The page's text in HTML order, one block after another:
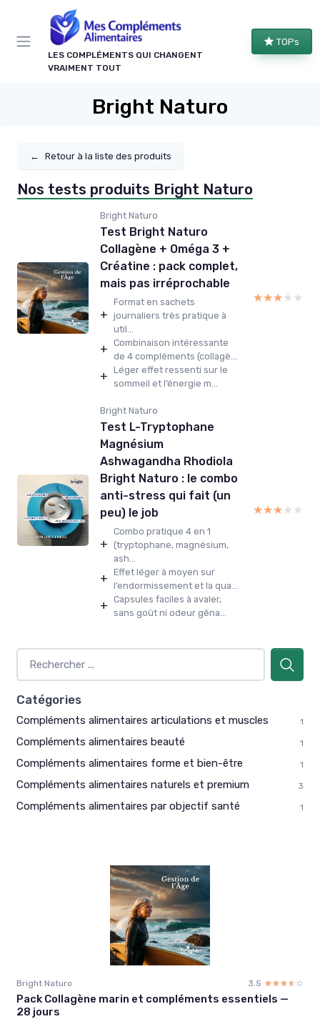
LES COMPLÉMENTS QUI CHANGENT
VRAIMENT TOUT
TOPs
Bright Naturo
← Retour à la liste des produits
Nos tests produits Bright Naturo
Bright Naturo
Test Bright Naturo
Collagène + Oméga 3 +
Créatine : pack complet,
mais pas irréprochable
+
Format en sachets
journaliers très pratique à
util...
+ Combinaison intéressante
de 4 compléments (collagè...
+ Léger effet ressenti sur le
sommeil et l’énergie m...
★★★★★
★★★★★
Bright Naturo
Test L-Tryptophane
Magnésium
Ashwagandha Rhodiola
Bright Naturo : le combo
anti-stress qui fait (un
peu) le job
+
Combo pratique 4 en 1
(tryptophane, magnésium,
ash...
+ Effet léger à moyen sur
l’endormissement et la qua...
+ Capsules faciles à avaler,
sans goût ni odeur gêna...
★★★★★
★★★★★
Catégories
Compléments alimentaires articulations et muscles 1
Compléments alimentaires beauté 1
Compléments alimentaires forme et bien-être 1
Compléments alimentaires naturels et premium 3
Compléments alimentaires par objectif santé 1
Bright Naturo 3.5 ☆☆☆☆☆
★★★★★
Pack Collagène marin et compléments essentiels —
28 jours
Panneau de gestion des cookies